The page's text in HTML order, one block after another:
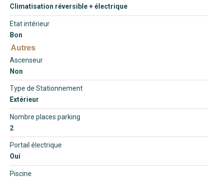
Climatisation réversible + électrique
Etat intérieur
Bon
Autres
Ascenseur
Non
Type de Stationnement
Extérieur
Nombre places parking
2
Portail électrique
Oui
Piscine